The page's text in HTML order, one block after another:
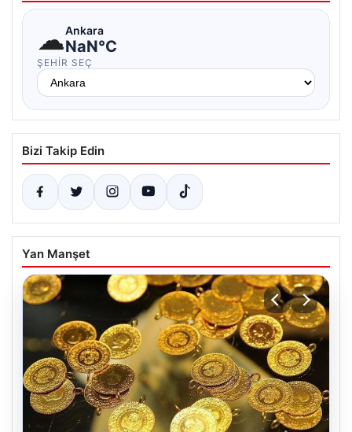
☁Ankara
NaN°C
ŞEHIR SEÇ
Bizi Takip Edin
Yan Manşet